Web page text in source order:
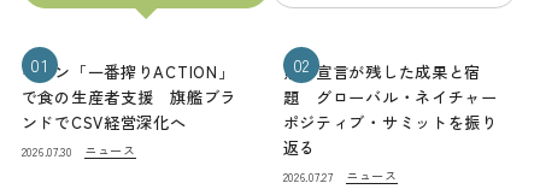
01
キリン「一番搾りACTION」
で食の生産者支援 旗艦ブラ
ンドでCSV経営深化へ
2026.07.30 ニュース
02
熊本宣言が残した成果と宿
題 グローバル・ネイチャー
ポジティブ・サミットを振り
返る
2026.07.27 ニュース